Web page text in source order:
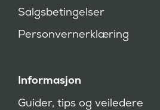
Salgsbetingelser
Personvernerklæring
Informasjon
Guider, tips og veiledere
d